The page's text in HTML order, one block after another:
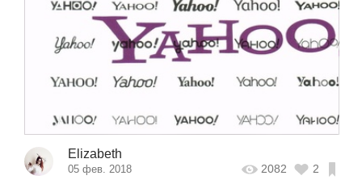
Elizabeth
05 фев. 2018 2082 2